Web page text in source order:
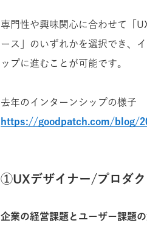
専門性や興味関心に合わせて「
ース」のいずれかを選択でき、
ップに進むことが可能です。
去年のインターンシップの様子
https://goodpatch.com/blog/
①UXデザイナー/プロダク
企業の経営課題とユーザー課題